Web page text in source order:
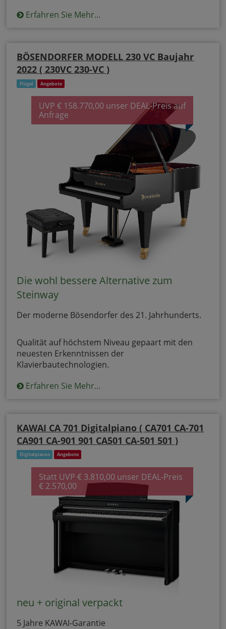
Erfahren Sie Mehr...
BÖSENDORFER MODELL 230 VC Baujahr
2022 ( 230VC 230-VC )
Flügel Angebote
UVP € 158.770,00 unser DEAL-Preis auf
Anfrage
Die wohl bessere Alternative zum
Steinway
Der moderne Bösendorfer des 21. Jahrhunderts.
Qualität auf höchstem Niveau gepaart mit den
neuesten Erkenntnissen der
Klavierbautechnologien.
Erfahren Sie Mehr...
KAWAI CA 701 Digitalpiano ( CA701 CA-701
CA901 CA-901 901 CA501 CA-501 501 )
Digitalpianos Angebote
Statt UVP € 3.810,00 unser DEAL-Preis
€ 2.570,00
neu + original verpackt
5 Jahre KAWAI-Garantie